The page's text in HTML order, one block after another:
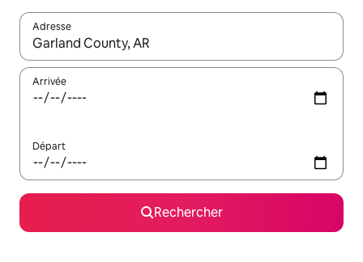
Adresse
Lorsque les résultats s'affichent, utilisez les flèches vers le
Arrivée
Départ
Rechercher